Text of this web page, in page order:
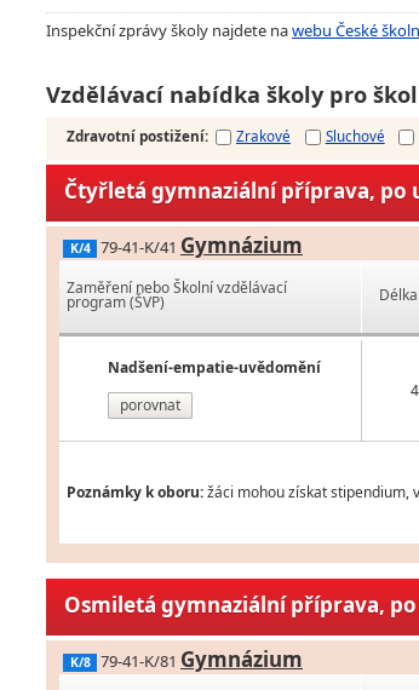
Inspekční zprávy školy najdete nawebu České
Vzdělávací nabídka školy pro
Zdravotní postižení: Zrakové Sluchové
Čtyřletá gymnaziální příprava, po
K/4 79-41-K/41 Gymnázium
Zaměření nebo Školní vzdělávací
program (ŠVP)
Nadšení-empatie-uvědomění
porovnat
Poznámky k oboru:žáci mohou získat stipendium,
Osmiletá gymnaziální příprava,
K/8 79-41-K/81 Gymnázium